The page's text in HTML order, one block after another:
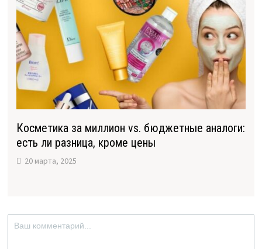
Косметика за миллион vs. бюджетные аналоги:
есть ли разница, кроме цены
20 марта, 2025